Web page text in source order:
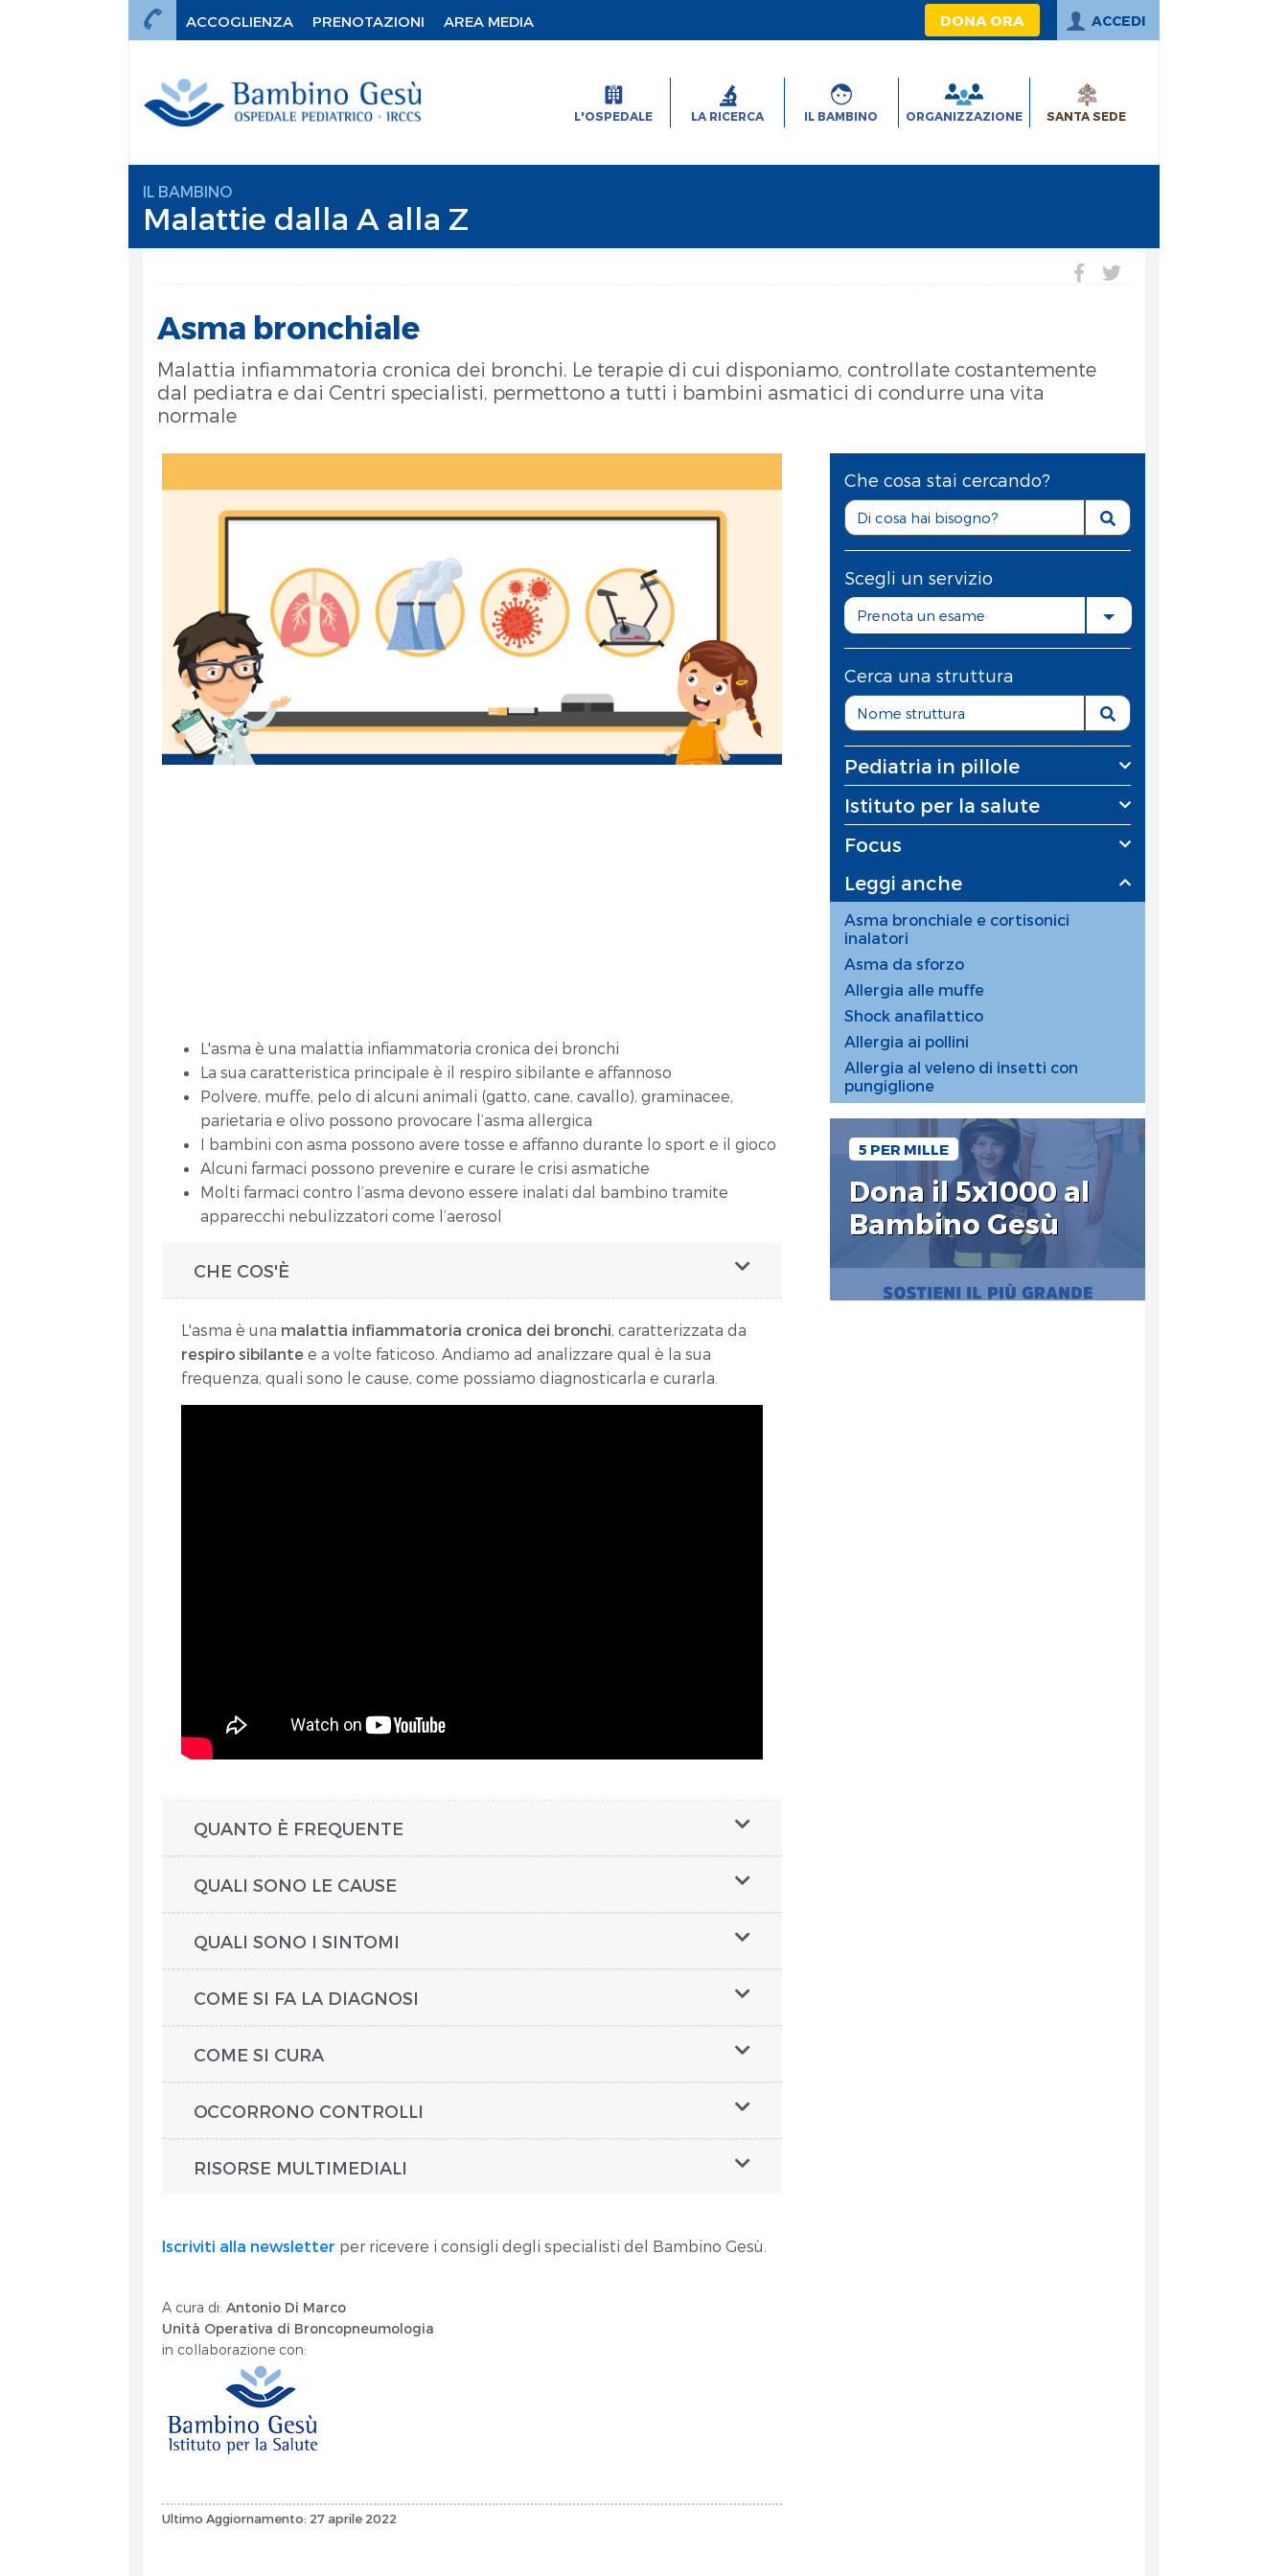
ACCOGLIENZA PRENOTAZIONI AREA MEDIA DONA ORA ACCEDI
L'OSPEDALE LA RICERCA IL BAMBINO ORGANIZZAZIONE SANTA SEDE
IL BAMBINO
Malattie dalla A alla Z
Asma bronchiale
Malattia infiammatoria cronica dei bronchi. Le terapie di cui disponiamo, controllate costantemente
dal pediatra e dai Centri specialisti, permettono a tutti i bambini asmatici di condurre una vita
normale
L'asma è una malattia infiammatoria cronica dei bronchi
La sua caratteristica principale è il respiro sibilante e affannoso
Polvere, muffe, pelo di alcuni animali (gatto, cane, cavallo), graminacee,
parietaria e olivo possono provocare l’asma allergica
I bambini con asma possono avere tosse e affanno durante lo sport e il gioco
Alcuni farmaci possono prevenire e curare le crisi asmatiche
Molti farmaci contro l’asma devono essere inalati dal bambino tramite
apparecchi nebulizzatori come l’aerosol
CHE COS'È
L'asma è una malattia infiammatoria cronica dei bronchi, caratterizzata da
respiro sibilante e a volte faticoso.Andiamo ad analizzare qual è la sua
frequenza, quali sono le cause, come possiamo diagnosticarla e curarla.
QUANTO È FREQUENTE
QUALI SONO LE CAUSE
QUALI SONO I SINTOMI
COME SI FA LA DIAGNOSI
COME SI CURA
OCCORRONO CONTROLLI
RISORSE MULTIMEDIALI
Iscriviti alla newsletter per ricevere i consigli degli specialisti del Bambino Gesù.
A cura di:Antonio Di Marco
Unità Operativa di Broncopneumologia
in collaborazione con:
Ultimo Aggiornamento: 27 aprile 2022
Che cosa stai cercando?
Scegli un servizio
Prenota un esame
Cerca una struttura
Pediatria in pillole
Istituto per la salute
Focus
Leggi anche
Asma bronchiale e cortisonici
inalatori
Asma da sforzo
Allergia alle muffe
Shock anafilattico
Allergia ai pollini
Allergia al veleno di insetti con
pungiglione
5 PER MILLE
Dona il 5x1000 al
Bambino Gesù